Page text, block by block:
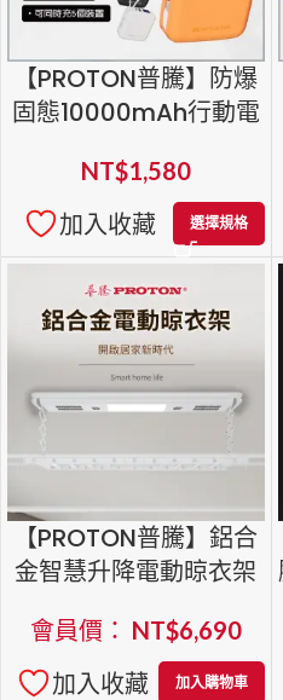
【PROTON普騰】防爆
固態10000mAh行動電
NT$1,580
加入收藏
選擇規格
【PROTON普騰】鋁合
金智慧升降電動晾衣架
會員價： NT$6,690
加入收藏
加入購物車